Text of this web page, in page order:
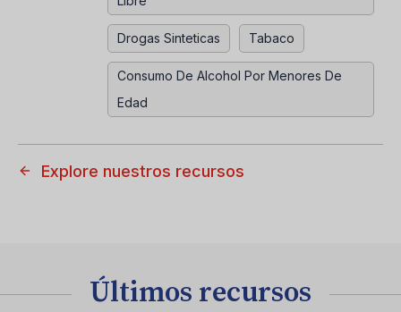
Drogas Sinteticas Tabaco
Consumo De Alcohol Por Menores De
Edad
Explore nuestros recursos
Últimos recursos